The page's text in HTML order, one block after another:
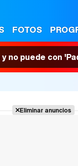
FOTOS
puede con
Eliminar anuncios